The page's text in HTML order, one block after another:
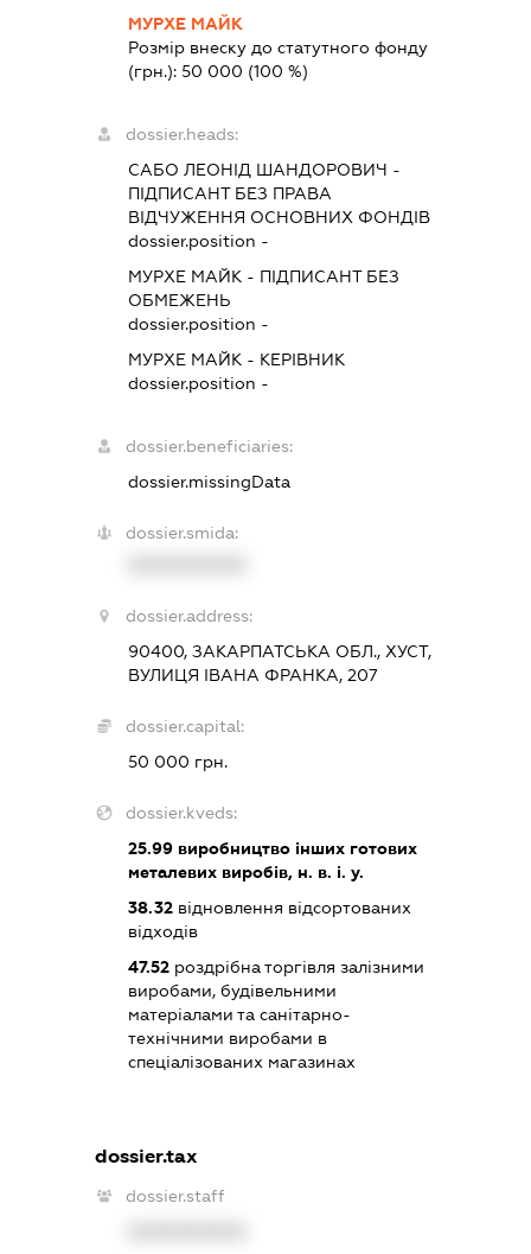
МУРХЕ МАЙК
Розмір внеску до статутного фонду
(грн.):50 000 (100 %)
dossier.heads:
САБО ЛЕОНІД ШАНДОРОВИЧ -
ПІДПИСАНТБЕЗ ПРАВА
ВІДЧУЖЕННЯ ОСНОВНИХ ФОНДІВ
dossier.position -
МУРХЕ МАЙК - ПІДПИСАНТБЕЗ
ОБМЕЖЕНЬ
dossier.position -
МУРХЕ МАЙК - КЕРІВНИК
dossier.position -
dossier.beneficiaries:
dossier.missingData
dossier.smida:
dossier.address:
90400, ЗАКАРПАТСЬКА ОБЛ., ХУСТ,
ВУЛИЦЯ ІВАНА ФРАНКА, 207
dossier.capital:
50 000 грн.
dossier.kveds:
25.99 виробництво інших готових
металевих виробів, н. в. і. у.
38.32 відновлення відсортованих
відходів
47.52 роздрібна торгівля залізними
виробами, будівельними
матеріалами та санітарно-
технічними виробами в
спеціалізованих магазинах
dossier.tax
dossier.staff